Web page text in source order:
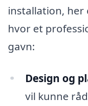
installation, her
hvor et
gavn:
Design og
vil kunne